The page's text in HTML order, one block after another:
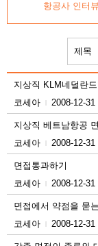
항공사 인터
지상직 KLM네덜란
코세아
2008-12-31
지상직 베트남항공
코세아
2008-12-31
면접통과하기
코세아
2008-12-31
면접에서 약점을 묻
코세아
2008-12-31